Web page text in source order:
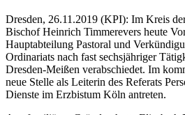
Dresden, 26.11.2019 (KPI): Im Kreis
Bischof Heinrich Timmerevers heute
Hauptabteilung Pastoral und
Ordinariats nach fast sechsjähriger
Dresden-Meißen verabschiedet. Im
neue Stelle als Leiterin des Referats
Dienste im Erzbistum Köln antreten.